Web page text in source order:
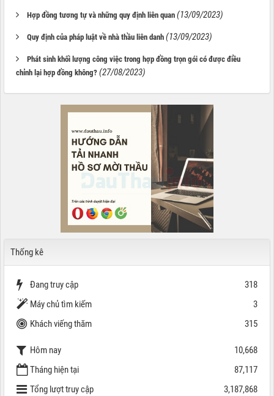
Hợp đồng tương tự và những quy định liên quan (13/09/2023)
Quy định của pháp luật về nhà thầu liên danh (13/09/2023)
Phát sinh khối lượng công việc trong hợp đồng trọn gói có được điều
chỉnh lại hợp đồng không? (27/08/2023)
Thống kê
Đang truy cập
318
Máy chủ tìm kiếm
3
Khách viếng thăm
315
Hôm nay
10,668
Tháng hiện tại
87,117
Tổng lượt truy cập
3,187,868